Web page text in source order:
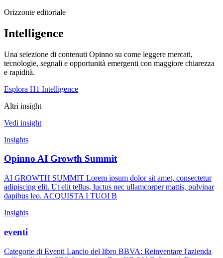
Orizzonte editoriale
Intelligence
Una selezione di contenuti Opinno su come leggere mercati,
tecnologie, segnali e opportunità emergenti con maggiore chiarezza
e rapidità.
Esplora H1 Intelligence
Altri insight
Vedi insight
Insights
Opinno AI Growth Summit
AI GROWTH SUMMIT Lorem ipsum dolor sit amet, consectetur
adipiscing elit. Ut elit tellus, luctus nec ullamcorper mattis, pulvinar
dapibus leo. ACQUISTA I TUOI B
Insights
eventi
Categorie di Eventi Lancio del libro BBVA: Reinventare l'azienda